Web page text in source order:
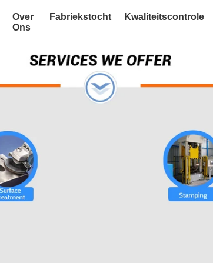
Over
Ons
Fabriekstocht Kwaliteitscontrole